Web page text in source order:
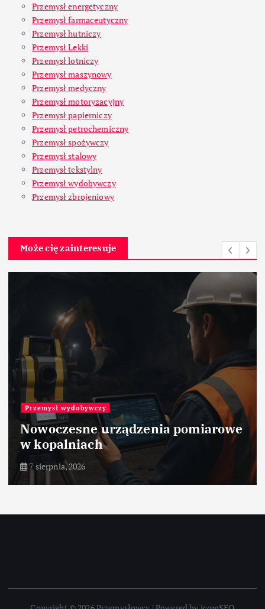
Przemysł energetyczny
Przemysł farmaceutyczny
Przemysł hutniczy
Przemysł Lekki
Przemysł lotniczy
Przemysł maszynowy
Przemysł medyczny
Przemysł motoryzacyjny
Przemysł papierniczy
Przemysł petrochemiczny
Przemysł spożywczy
Przemysł stalowy
Przemysł tekstylny
Przemysł wydobywczy
Przemysł zbrojeniowy
Może cię zainteresuje
Przemysł wydobywczy
Nowoczesne urządzenia pomiarowe
w kopalniach
7 sierpnia, 2026